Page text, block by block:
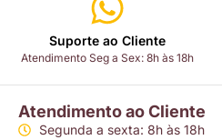
Suporte ao Cliente
Atendimento Seg a Sex: 8h às 18h
Atendimento ao Cliente
Segunda a sexta: 8h às 18h